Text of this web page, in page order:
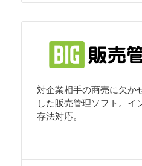
対企業相手の商売に欠か
した販売管理ソフト。イ
存法対応。